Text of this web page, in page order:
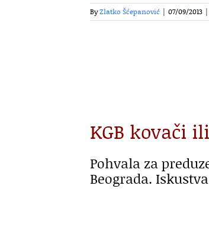
ByZlatko Šćepanović | 07/09/2013 |
KGB kovači
Pohvala za
Beograda.